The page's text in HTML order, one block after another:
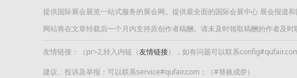
提供国际展会展览一站式服务的展会网。提供最全面的国际会展中心 展会报道
网站将在文章转载后一个月内支持原创作者稿酬。请未及时领取稿酬的作者及
友情链接：（pr>2,转入内链（友情链接），如有问题可以联系config#qufair.com
建议、投诉及举报：可以联系service#qufair.com；（#替换成@）